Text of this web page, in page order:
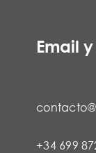
Email
+34 699